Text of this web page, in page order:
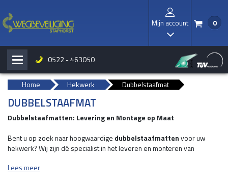
Mijn account
I
/ 0
H b 0522 - 463050
Home Hekwerk Dubbelstaafmat
DUBBELSTAAFMAT
Dubbelstaafmatten: Levering en Montage op Maat
Bent u op zoek naar hoogwaardige dubbelstaafmattenvoor uw
hekwerk? Wij zijn dé specialist in het leveren en monteren van
gaat om een residentiële tuin, industrieterrein, sportveld, of andere
Lees meer